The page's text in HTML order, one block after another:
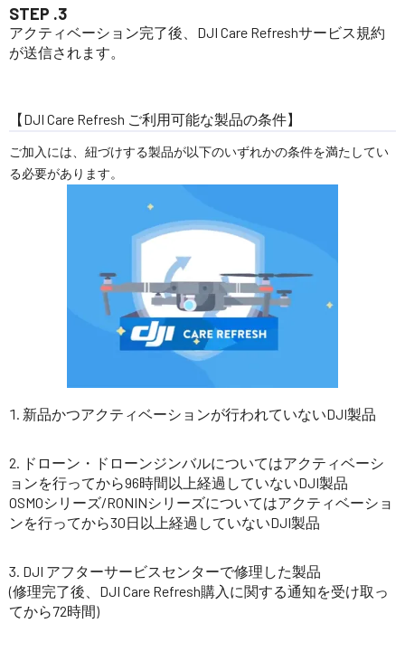
STEP .3
アクティベーション完了後、DJI Care Refreshサービス規約
が送信されます。
【DJI Care Refresh ご利用可能な製品の条件】
ご加入には、紐づけする製品が以下のいずれかの条件を満たしてい
る必要があります。
新品かつアクティベーションが行われていないDJI製品
ドローン・ドローンジンバルについてはアクティベーシ
ョンを行ってから96時間以上経過していないDJI製品
OSMOシリーズ/RONINシリーズについてはアクティベーショ
ンを行ってから30日以上経過していないDJI製品
DJI アフターサービスセンターで修理した製品
(修理完了後、DJI Care Refresh購入に関する通知を受け取っ
てから72時間)